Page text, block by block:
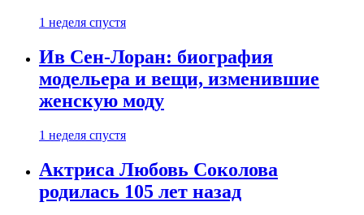
1 неделя спустя
Ив Сен-Лоран: биография
модельера и вещи, изменившие
женскую моду
1 неделя спустя
Актриса Любовь Соколова
родилась 105 лет назад